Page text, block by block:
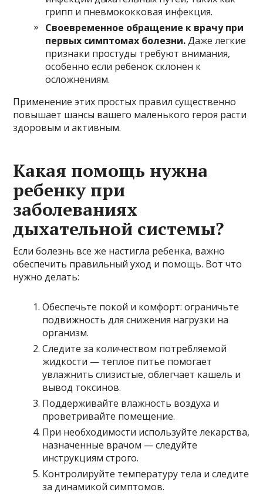
грипп и пневмококковая инфекция.
Своевременное обращение к врачу при
первых симптомах болезни.Даже легкие
признаки простуды требуют внимания,
особенно если ребенок склонен к
осложнениям.
Применение этих простых правил существенно
повышает шансы вашего маленького героя расти
здоровым и активным.
Какая помощь нужна
ребенку при
заболеваниях
дыхательной системы?
Если болезнь все же настигла ребенка, важно
обеспечить правильный уход и помощь. Вот что
нужно делать:
Обеспечьте покой и комфорт: ограничьте
подвижность для снижения нагрузки на
организм.
Следите за количеством потребляемой
жидкости — теплое питье помогает
увлажнить слизистые, облегчает кашель и
вывод токсинов.
Поддерживайте влажность воздуха и
проветривайте помещение.
При необходимости используйте лекарства,
назначенные врачом — следуйте
инструкциям строго.
Контролируйте температуру тела и следите
за динамикой симптомов.